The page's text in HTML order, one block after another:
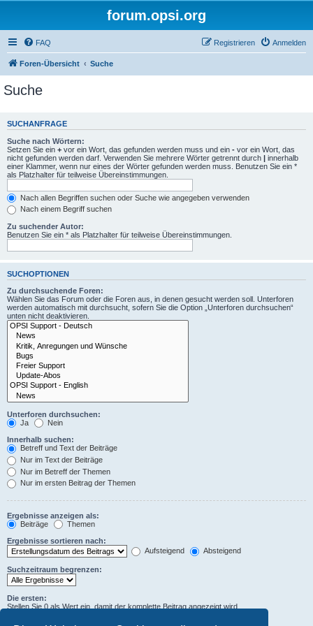
forum.opsi.org
FAQ Anmelden
Registrieren
Foren-Übersicht Suche
Suche
SUCHANFRAGE
Suche nach Wörtern:
Setzen Sie ein + vor ein Wort, das gefunden werden muss und ein - vor ein Wort, das
nicht gefunden werden darf. Verwenden Sie mehrere Wörter getrennt durch | innerhalb
einer Klammer, wenn nur eines der Wörter gefunden werden muss. Benutzen Sie ein *
als Platzhalter für teilweise Übereinstimmungen.
Nach allen Begriffen suchen oder Suche wie angegeben verwenden
Nach einem Begriff suchen
Zu suchender Autor:
Benutzen Sie ein * als Platzhalter für teilweise Übereinstimmungen.
SUCHOPTIONEN
Zu durchsuchende Foren:
Wählen Sie das Forum oder die Foren aus, in denen gesucht werden soll. Unterforen
werden automatisch mit durchsucht, sofern Sie die Option „Unterforen durchsuchen“
unten nicht deaktivieren.
Unterforen durchsuchen:
Ja
Nein
Innerhalb suchen:
Betreff und Text der Beiträge
Nur im Text der Beiträge
Nur im Betreff der Themen
Nur im ersten Beitrag der Themen
Ergebnisse anzeigen als:
Beiträge
Themen
Ergebnisse sortieren nach:
Aufsteigend
Absteigend
Suchzeitraum begrenzen:
Die ersten:
Stellen Sie 0 als Wert ein, damit der komplette Beitrag angezeigt wird.